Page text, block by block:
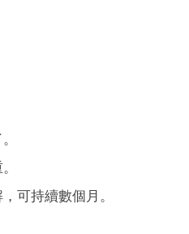
可持續數個月。